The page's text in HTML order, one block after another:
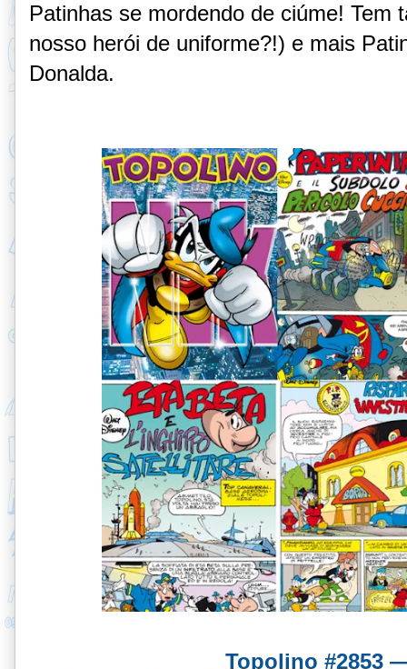
Patinhas se mordendo de ciúme! Tem
nosso herói de uniforme?!) e mais
Donalda.
Topolino #2853